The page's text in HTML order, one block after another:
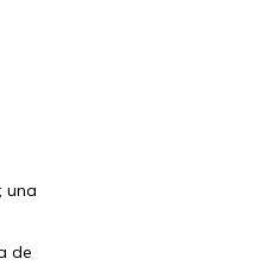
una
de